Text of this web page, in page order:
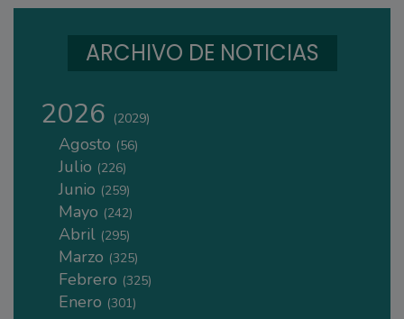
ARCHIVO DE NOTICIAS
2026 (2029)
Agosto (56)
Julio (226)
Junio (259)
Mayo (242)
Abril (295)
Marzo (325)
Febrero (325)
Enero (301)